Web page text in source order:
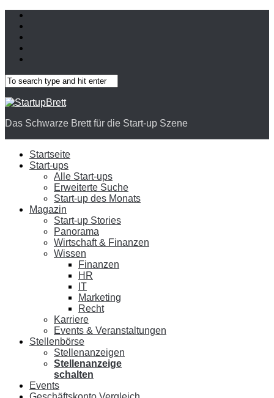
Das Schwarze Brett für die Start-up Szene
Startseite
Start-ups
Alle Start-ups
Erweiterte Suche
Start-up des Monats
Magazin
Start-up Stories
Panorama
Wirtschaft & Finanzen
Wissen
Finanzen
HR
IT
Marketing
Recht
Karriere
Events & Veranstaltungen
Stellenbörse
Stellenanzeigen
Stellenanzeige
schalten
Events